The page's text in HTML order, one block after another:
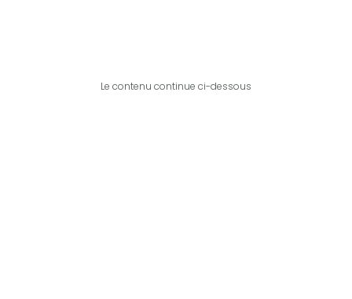
Le contenu continue ci-dessous